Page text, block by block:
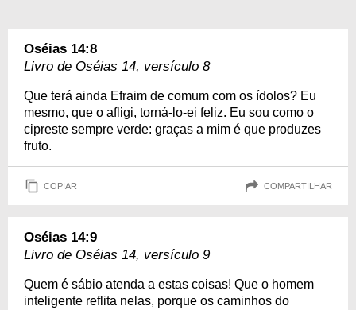
Oséias 14:8
Livro de Oséias 14, versículo 8
Que terá ainda Efraim de comum com os ídolos? Eu
mesmo, que o afligi, torná-lo-ei feliz. Eu sou como o
cipreste sempre verde: graças a mim é que produzes
fruto.
COPIAR COMPARTILHAR
Oséias 14:9
Livro de Oséias 14, versículo 9
Quem é sábio atenda a estas coisas! Que o homem
inteligente reflita nelas, porque os caminhos do